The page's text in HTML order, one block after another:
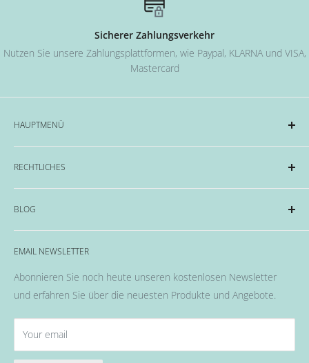
Sicherer Zahlungsverkehr
Nutzen Sie unsere Zahlungsplattformen, wie Paypal, KLARNA und VISA,
Mastercard
HAUPTMENÜ
Acryl und Dipping-System
Hard Gel Serien
CND™
OPI
EMME Farben
Flüssigkeiten & Versiegelung
Pinsel
Nail Art
Wellness Pflege, Hand & Body Lotions
Zubehör & Hilfsmittel
RECHTLICHES
Impressum
Datenschutzerklärung
Widerrufsrecht & Widerrufsformular
Allgemeine Geschäftsbedingungen
BLOG
Alles rund um das Thema Nägel, Nail Art und Co.
EMAIL NEWSLETTER
Abonnieren Sie noch heute unseren kostenlosen Newsletter
und erfahren Sie über die neuesten Produkte und Angebote.
Your email